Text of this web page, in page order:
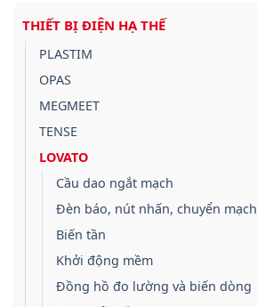
THIẾT BỊ ĐIỆN HẠ THẾ
PLASTIM
OPAS
MEGMEET
TENSE
LOVATO
Cầu dao ngắt mạch
Đèn báo, nút nhấn, chuyển mạch
Biến tần
Khởi động mềm
Đồng hồ đo lường và biến dòng